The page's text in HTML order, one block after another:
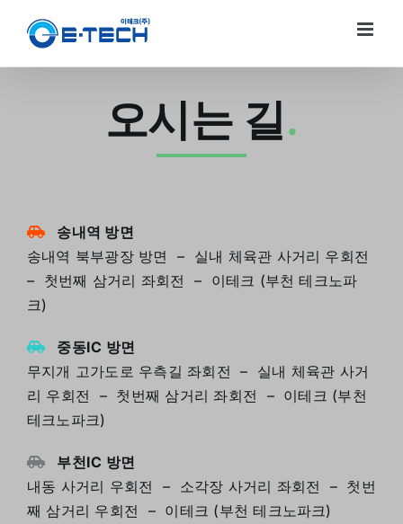
오시는 길.
송내역 방면
송내역 북부광장 방면 – 실내 체육관 사거리 우회전
– 첫번째 삼거리 좌회전 – 이테크 (부천 테크노파
크)
중동IC 방면
무지개 고가도로 우측길 좌회전 – 실내 체육관 사거
리 우회전 – 첫번째 삼거리 좌회전 – 이테크 (부천
테크노파크)
부천IC 방면
내동 사거리 우회전 – 소각장 사거리 좌회전 – 첫번
째 삼거리 우회전 – 이테크 (부천 테크노파크)